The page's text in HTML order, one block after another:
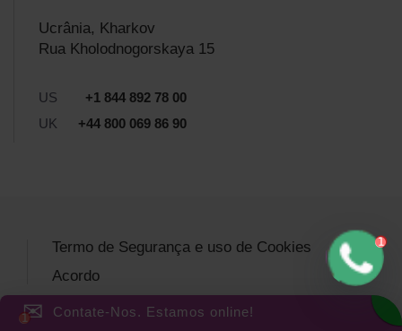
Ucrânia, Kharkov
Rua Kholodnogorskaya 15
US
+1 844 892 78 00
UK
+44 800 069 86 90
Termo de Segurança e uso de Cookies
Acordo
✉ Contate-Nos. Estamos online!